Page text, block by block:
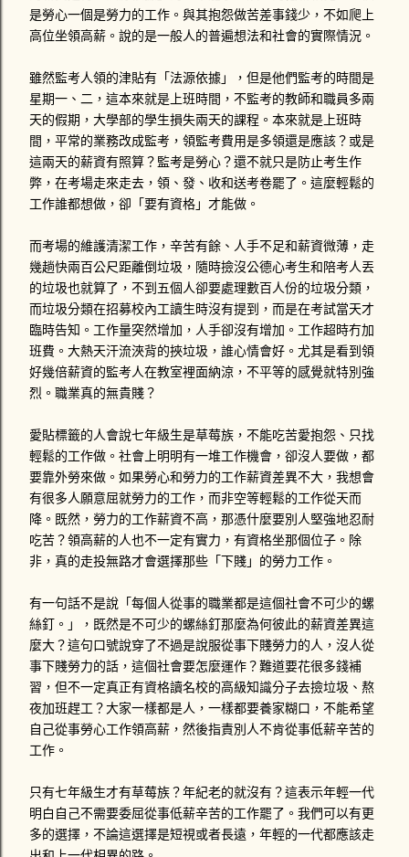
的現場圖。這是我第一次坐上警車，負責處理的警察對我抱怨
民眾的態度不佳，導致開車的那位警察為了維持他自身的尊
法民眾的輕蔑態度。反正這位警察有沒有取締交通違規，薪水
也不會因此額外增加。 星期一時，打電話給1188-DK號車的駕
駛，對方死都不接電話，傳了四封簡訊也沒回應！星期二晚上
十點多那位承辦警員居然打電話問我說連絡的如何？嚇我一跳
勒！警察就說驗傷單準備好就掛電話，大概是可以告對方過失
傷害。我來不及問那接下來要怎麼辦。心情鬱悶的我跑去找讀
法律系的學妹，他說發生車禍拍照前一定不能移動車輛，不然
是勞心一個是勞力的工作。與其抱怨做苦差事錢少，不如爬上
高位坐領高薪。說的是一般人的普遍想法和社會的實際情況。
雖然監考人領的津貼有「法源依據」，但是他們監考的時間是
星期一、二，這本來就是上班時間，不監考的教師和職員多兩
天的假期，大學部的學生損失兩天的課程。本來就是上班時
間，平常的業務改成監考，領監考費用是多領還是應該？或是
這兩天的薪資有照算？監考是勞心？還不就只是防止考生作
弊，在考場走來走去，領、發、收和送考卷罷了。這麼輕鬆的
工作誰都想做，卻「要有資格」才能做。
而考場的維護清潔工作，辛苦有餘、人手不足和薪資微薄，走
幾趟快兩百公尺距離倒垃圾，隨時撿沒公德心考生和陪考人丟
的垃圾也就算了，不到五個人卻要處理數百人份的垃圾分類，
而垃圾分類在招募校內工讀生時沒有提到，而是在考試當天才
臨時告知。工作量突然增加，人手卻沒有增加。工作超時冇加
班費。大熱天汗流浹背的挾垃圾，誰心情會好。尤其是看到領
好幾倍薪資的監考人在教室裡面納涼，不平等的感覺就特別強
烈。職業真的無貴賤？
愛貼標籤的人會說七年級生是草莓族，不能吃苦愛抱怨、只找
輕鬆的工作做。社會上明明有一堆工作機會，卻沒人要做，都
要靠外勞來做。如果勞心和勞力的工作薪資差異不大，我想會
有很多人願意屈就勞力的工作，而非空等輕鬆的工作從天而
降。既然，勞力的工作薪資不高，那憑什麼要別人堅強地忍耐
吃苦？領高薪的人也不一定有實力，有資格坐那個位子。除
非，真的走投無路才會選擇那些「下賤」的勞力工作。
有一句話不是說「每個人從事的職業都是這個社會不可少的螺
絲釘。」，既然是不可少的螺絲釘那麼為何彼此的薪資差異這
麼大？這句口號說穿了不過是說服從事下賤勞力的人，沒人從
事下賤勞力的話，這個社會要怎麼運作？難道要花很多錢補
習，但不一定真正有資格讀名校的高級知識分子去撿垃圾、熬
夜加班趕工？大家一樣都是人，一樣都要養家糊口，不能希望
自己從事勞心工作領高薪，然後指責別人不肯從事低薪辛苦的
工作。
只有七年級生才有草莓族？年紀老的就沒有？這表示年輕一代
明白自己不需要委屈從事低薪辛苦的工作罷了。我們可以有更
多的選擇，不論這選擇是短視或者長遠，年輕的一代都應該走